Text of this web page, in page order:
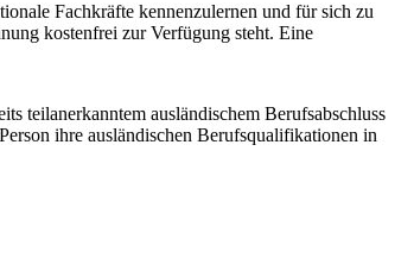
Fachkräfte kennenzulernen und für sich zu
kostenfrei zur Verfügung steht. Eine
teilanerkanntem ausländischem Berufsabschluss
ihre ausländischen Berufsqualifikationen in